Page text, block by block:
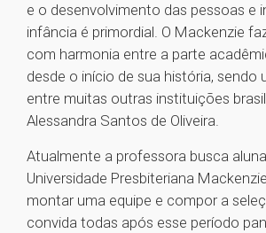
e o desenvolvimento das pessoas e
infância é primordial. O Mackenzie
com harmonia entre a parte
desde o início de sua história, sendo
entre muitas outras instituições
Alessandra Santos de Oliveira.
Atualmente a professora busca
Universidade Presbiteriana
montar uma equipe e compor a
convida todas após esse período